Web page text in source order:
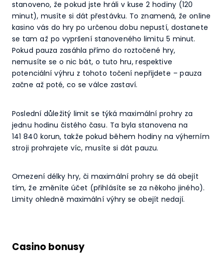
stanoveno, že pokud jste hráli v kuse 2 hodiny (120
minut), musíte si dát přestávku. To znamená, že online
kasino vás do hry po určenou dobu nepustí, dostanete
se tam až po vypršení stanoveného limitu 5 minut.
Pokud pauza zasáhla přímo do roztočené hry,
nemusíte se o nic bát, o tuto hru, respektive
potenciální výhru z tohoto točení nepřijdete – pauza
začne až poté, co se válce zastaví.
Poslední důležitý limit se týká maximální prohry za
jednu hodinu čistého času. Ta byla stanovena na
141 840 korun, takže pokud během hodiny na výherním
stroji prohrajete víc, musíte si dát pauzu.
Omezení délky hry, či maximální prohry se dá obejít
tím, že změníte účet (přihlásíte se za někoho jiného).
Limity ohledně maximální výhry se obejít nedají.
Casino bonusy